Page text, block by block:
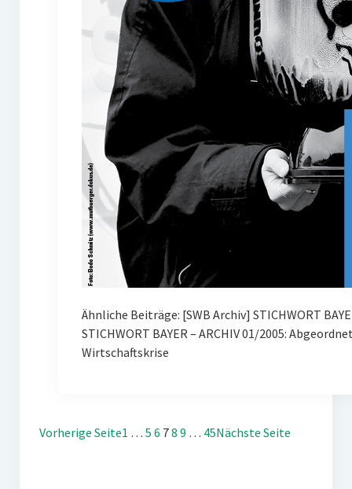
Ähnliche Beiträge: [SWB Archiv] STICHWORT
STICHWORT BAYER – ARCHIV 01/2005:
Wirtschaftskrise
Vorherige Seite1 … 5 6 78 9 … 45Nächste Seite